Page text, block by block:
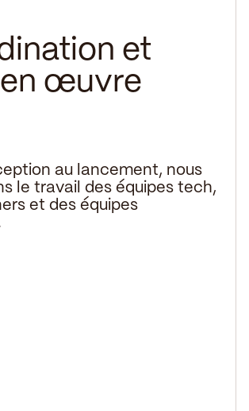
et
œuvre
au lancement, nous
le travail des équipes tech,
et des équipes